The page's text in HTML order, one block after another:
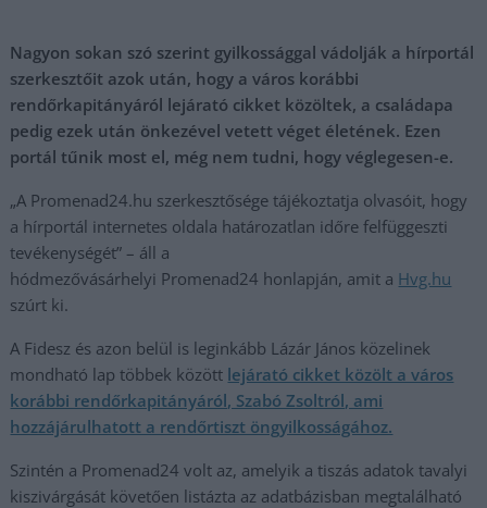
Nagyon sokan szó szerint gyilkossággal vádolják a hírportál
szerkesztőit azok után, hogy a város korábbi
rendőrkapitányáról lejárató cikket közöltek, a családapa
pedig ezek után önkezével vetett véget életének. Ezen
portál tűnik most el, még nem tudni, hogy véglegesen-e.
„A Promenad24.hu szerkesztősége tájékoztatja olvasóit, hogy
a hírportál internetes oldala határozatlan időre felfüggeszti
tevékenységét” – áll a
hódmezővásárhelyi Promenad24 honlapján, amit a Hvg.hu
szúrt ki.
A Fidesz és azon belül is leginkább Lázár János közelinek
mondható lap többek között lejárató cikket közölt a város
korábbi rendőrkapitányáról, Szabó Zsoltról, ami
hozzájárulhatott a rendőrtiszt öngyilkosságához.
Szintén a Promenad24 volt az, amelyik a tiszás adatok tavalyi
kiszivárgását követően listázta az adatbázisban megtalálható